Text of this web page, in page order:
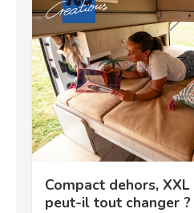
Compact dehors,
peut-il tout changer ?